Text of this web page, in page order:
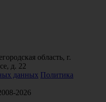
область, г.
д. 22
данных Политика
2026